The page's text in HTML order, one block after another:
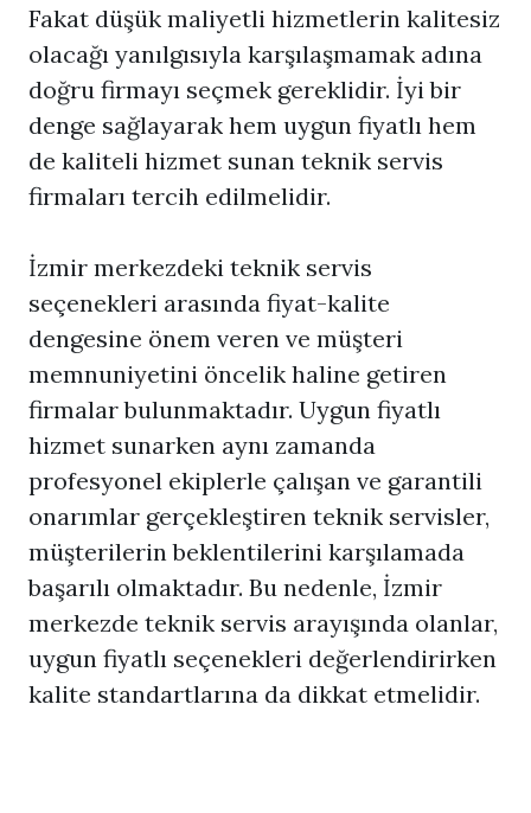
Fakat düşük maliyetli hizmetlerin kalitesiz
olacağı yanılgısıyla karşılaşmamak adına
doğru firmayı seçmek gereklidir. İyi bir
denge sağlayarak hem uygun fiyatlı hem
de kaliteli hizmet sunan teknik servis
firmaları tercih edilmelidir.
İzmir merkezdeki teknik servis
seçenekleri arasında fiyat-kalite
dengesine önem veren ve müşteri
memnuniyetini öncelik haline getiren
firmalar bulunmaktadır. Uygun fiyatlı
hizmet sunarken aynı zamanda
profesyonel ekiplerle çalışan ve garantili
onarımlar gerçekleştiren teknik servisler,
müşterilerin beklentilerini karşılamada
başarılı olmaktadır. Bu nedenle, İzmir
merkezde teknik servis arayışında olanlar,
uygun fiyatlı seçenekleri değerlendirirken
kalite standartlarına da dikkat etmelidir.